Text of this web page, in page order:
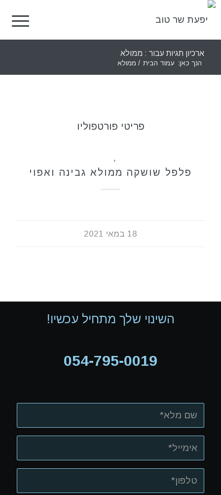
ארכיון תגיות עבור : ממולא
הנך כאן: עמוד הבית / ממולא
פריטי פורטפוליו
,
פלפל שושקה ממולא גבינה ואפוי
18 במאי 2021
השינוי שלך מתחיל עכשיו!
054-795-0019